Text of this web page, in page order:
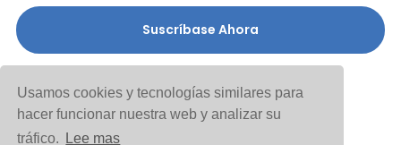
Usamos cookies y tecnologías similares para
hacer funcionar nuestra web y analizar su
tráfico.
Lee mas
Suscríbase Ahora